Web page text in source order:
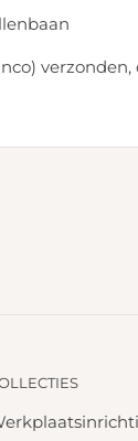
verzonden,